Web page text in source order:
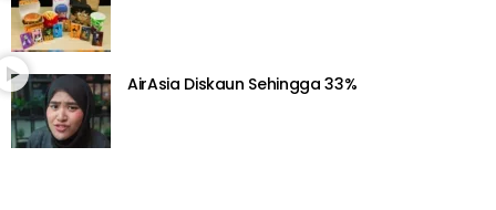
AirAsia Diskaun Sehingga 33%